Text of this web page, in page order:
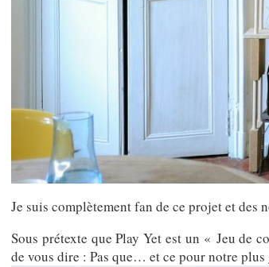
Je suis complètement fan de ce projet et des
Sous prétexte que Play Yet est un « Jeu de
de vous dire : Pas que… et ce pour notre